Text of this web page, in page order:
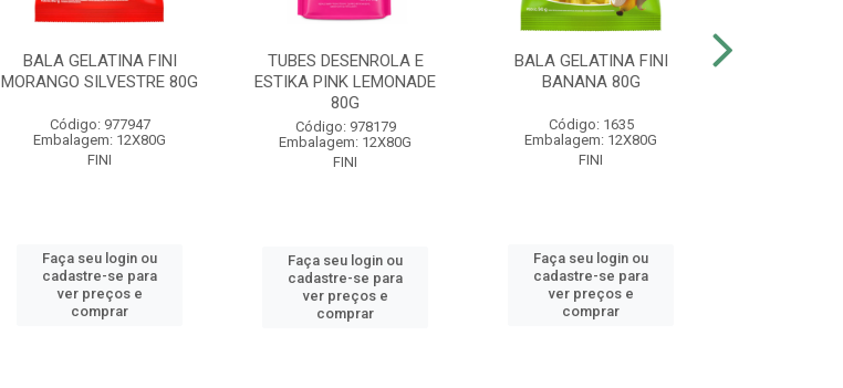
BALA GELATINA FINI
MORANGO SILVESTRE 80G
Código: 977947
Embalagem: 12X80G
FINI
Faça seu login ou
cadastre-se para
ver preços e
comprar
TUBES DESENROLA E
ESTIKA PINK LEMONADE
80G
Código: 978179
Embalagem: 12X80G
FINI
Faça seu login ou
cadastre-se para
ver preços e
comprar
BALA GELATINA FINI
BANANA 80G
Código: 1635
Embalagem: 12X80G
FINI
Faça seu login ou
cadastre-se para
ver preços e
comprar